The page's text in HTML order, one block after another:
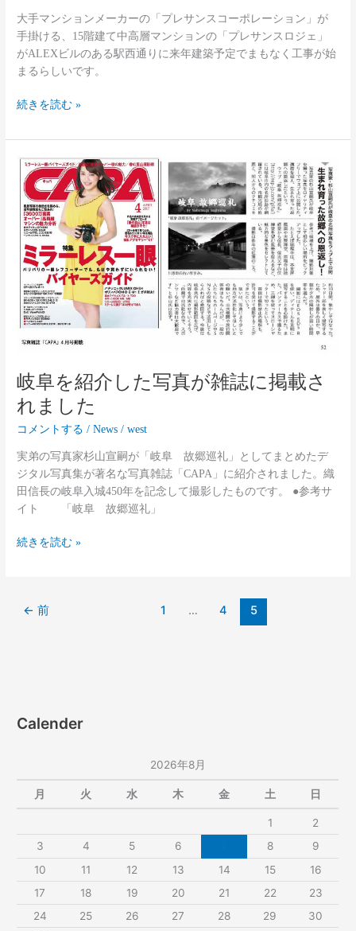
大手マンションメーカーの「プレサンスコーポレーション」が
手掛ける、15階建て中高層マンションの「プレサンスロジェ」
がALEXビルのある駅西通りに来年建築予定でまもなく工事が始
まるらしいです。
続きを読む »
岐阜を紹介した写真が雑誌に掲載さ
れました
コメントする /News /west
実弟の写真家杉山宣嗣が「岐阜 故郷巡礼」としてまとめたデ
ジタル写真集が著名な写真雑誌「CAPA」に紹介されました。織
田信長の岐阜入城450年を記念して撮影したものです。 ●参考サ
イト 「岐阜 故郷巡礼」
岐
阜
を
紹
介
し
た
写
真
が
雑
に
掲
載
さ
ま
し
た
続きを読む »
← 前 1 … 4 5
Calender
2026年8月
月 火 水 木 金 土 日
1
2
3
4 5 6 8
9
10
11 12 13 14 15
16
17
18 19 20 21 22
23
24
25 26 27 28 29
30